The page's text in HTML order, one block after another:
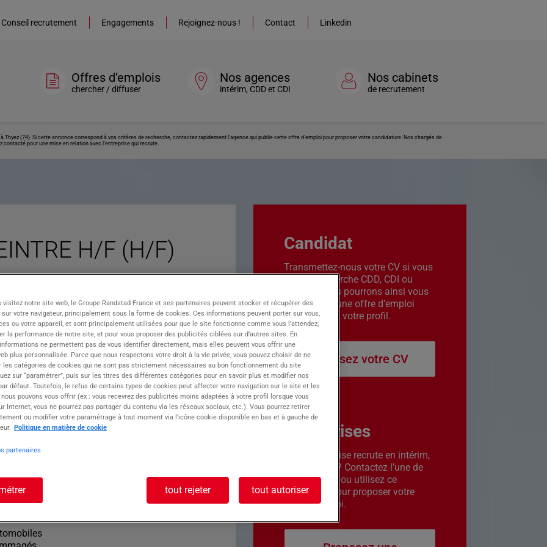
Conseil recrutement Engagements Rejoignez-nous ! Contact Linkedin
Offres d’emplois
chercher / diffuser
Nos agences
intérim, CDD et CDI
Nos cabinets
de recrutement
à Thyez (74). Si cette annonce correspond à vos critères de recherche, contactez rapidement l’agence qui publie cette offre d’emploi pour proposer votre candidature. Nos chargés de
pour une mise en relation avec l’entreprise qui recrute.
H/F (H/F)
- Cluses, membre du Groupe ATOLL,
CDD et CDI, présent dans divers secteurs
son industrie de précision, notre agence allie
personnalisé.
la fabrication et la réparation de
: CARROSSIER
vous de rejoindre une équipe stable et
F pour un poste en CDI ?
effectuerez différents travaux de
Candidat
Transmettez-nous votre CV si vous
êtes en recherche CDD, CDI ou
intérim. Nous pourrons ainsi vous
contacter si une offre d’emploi
correspond à votre profil.
Déposez votre CV
Entreprises
Votre entreprise recrute en intérim,
CDD ou CDI ? Contactez l’une de
nos agences ou utilisez ce
formulaire pour proposer votre
offre d’emploi.
visitez notre site web, le Groupe Randstad France et ses partenaires peuvent stocker et récupérer des
votre navigateur, principalement sous la forme de cookies. Ces informations peuvent porter sur vous,
ou votre appareil, et sont principalement utilisées pour que le site fonctionne comme vous l’attendez,
la performance de notre site, et pour vous proposer des publicités ciblées sur d’autres sites. En
ne permettent pas de vous identifier directement, mais elles peuvent vous offrir une
plus personnalisée. Parce que nous respectons votre droit à la vie privée, vous pouvez choisir de ne
les catégories de cookies qui ne sont pas strictement nécessaires au bon fonctionnement du site
sur “paramétrer”, puis sur les titres des différentes catégories pour en savoir plus et modifier nos
défaut. Toutefois, le refus de certains types de cookies peut affecter votre navigation sur le site et les
pouvons vous offrir (ex : vous recevrez des publicités moins adaptées à votre profil lorsque vous
Internet, vous ne pourrez pas partager du contenu via les réseaux sociaux, etc.). Vous pourrez retirer
ou modifier votre paramétrage à tout moment via l’icône cookie disponible en bas et à gauche de
Politique en matière de cookie
partenaires
tout rejeter tout autoriser